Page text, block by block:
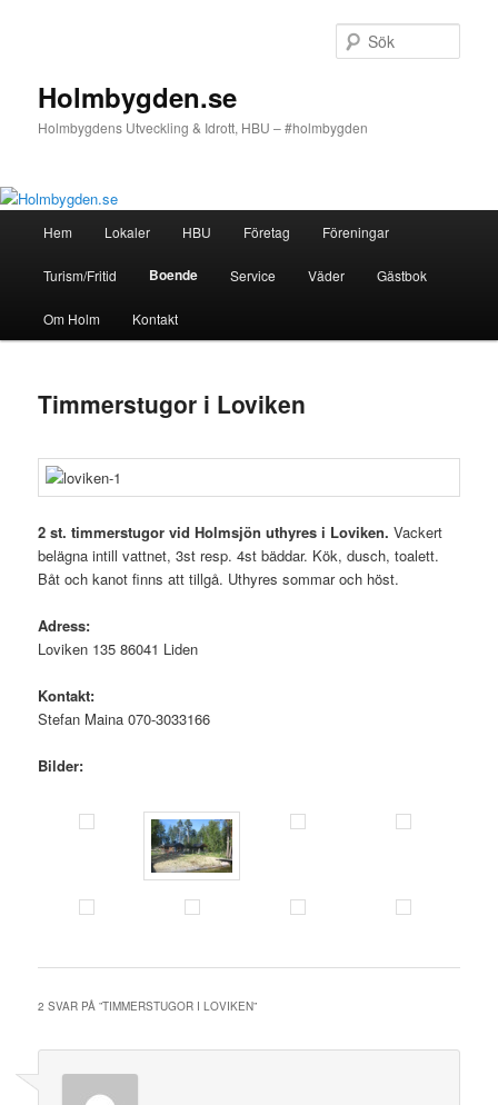
Holmbygden.se
Holmbygdens Utveckling & Idrott, HBU – #holmbygden
Hem Lokaler HBU Företag Föreningar
Turism/Fritid Boende Service Väder Gästbok
Om Holm Kontakt
Timmerstugor i Loviken
2 st. timmerstugor vid Holmsjön uthyres i Loviken.Vackert
belägna intill vattnet, 3st resp. 4st bäddar. Kök, dusch, toalett.
Båt och kanot finns att tillgå. Uthyres sommar och höst.
Adress:
Loviken 135 86041 Liden
Kontakt:
Stefan Maina 070-3033166
Bilder:
2 SVAR PÅ ”TIMMERSTUGOR I LOVIKEN”